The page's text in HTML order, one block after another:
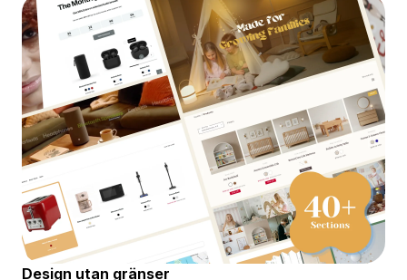
Design utan gränser